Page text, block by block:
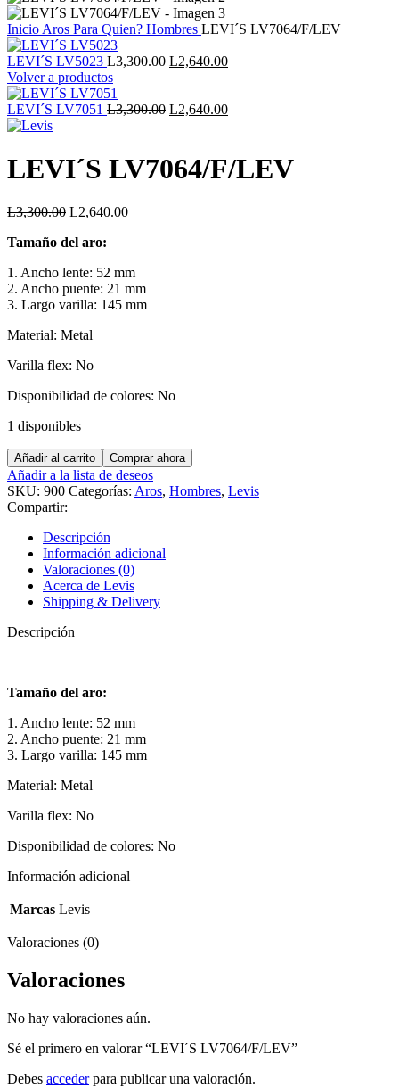
Inicio Aros Para Quien? Hombres LEVI´S LV7064/F/LEV
LEVI´S LV5023 L3,300.00 El
era:
L2,640.00El
es:
Volver a productos
LEVI´S LV7051 L3,300.00 El
era:
L3,300.00.
L2,640.00El
es:
L2,640.00.
LEVI´S LV7064/F/LEV
L3,300.00 El
original
L3,300.00.
L2,640.00El
L2,640.00.
Tamaño del aro:
1. Ancho lente: 52 mm
2. Ancho puente: 21 mm
3. Largo varilla: 145 mm
Material: Metal
Varilla flex: No
Disponibilidad de colores: No
1 disponibles
LEVI
´S
LV7064/F/LEV
cantidad
Añadir al carrito Comprar ahora
Añadir a la lista de deseos
SKU: 900 Categorías: Aros, Hombres, Levis
Compartir:
Descripción
Información adicional
Valoraciones (0)
Acerca de Levis
Shipping & Delivery
Descripción
Tamaño del aro:
1. Ancho lente: 52 mm
2. Ancho puente: 21 mm
3. Largo varilla: 145 mm
Material: Metal
Varilla flex: No
Disponibilidad de colores: No
Información adicional
Marcas Levis
Valoraciones (0)
Valoraciones
No hay valoraciones aún.
Sé el primero en valorar “LEVI´S LV7064/F/LEV”
Debes accederpara publicar una valoración.